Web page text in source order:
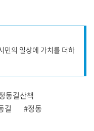
민의 일상에 가치를 더하
동길산책
길
#정동